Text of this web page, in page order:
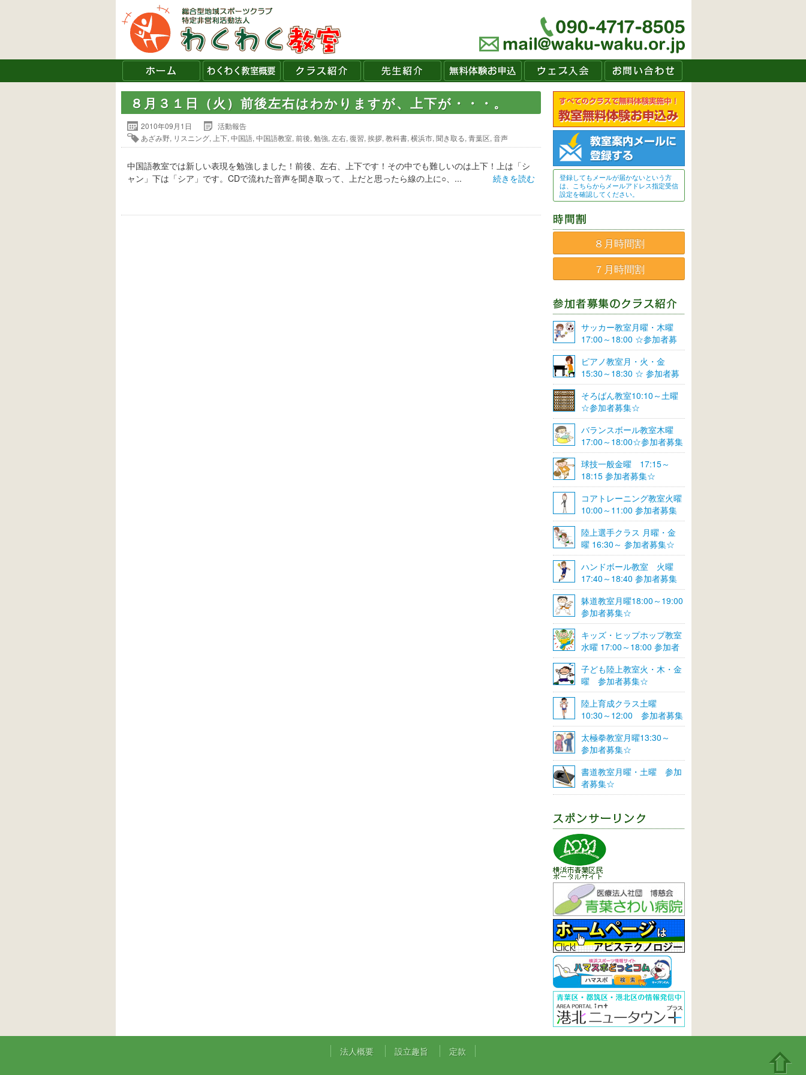
８月３１日（火）前後左右はわかりますが、上下が・・・。
2010年09月1日
活動報告
あざみ野, リスニング, 上下, 中国語, 中国語教室, 前後, 勉強, 左右, 復習, 挨拶, 教科書, 横浜市, 聞き取る, 青葉区, 音声
中国語教室では新しい表現を勉強しました！前後、左右、上下です！その中でも難しいのは上下！上は「シ
ャン」下は「シア」です。CDで流れた音声を聞き取って、上だと思ったら線の上に○、...
続きを読む
登録してもメールが届かないという方
は、こちらからメールアドレス指定受信
設定を確認してください。
８月時間割
７月時間割
サッカー教室月曜・木曜
17:00～18:00 ☆参加者募
集☆
ピアノ教室月・火・金
15:30～18:30 ☆ 参加者募
集☆
そろばん教室10:10～土曜
☆参加者募集☆
バランスボール教室木曜
17:00～18:00☆参加者募集
☆
球技一般金曜 17:15～
18:15 参加者募集☆
コアトレーニング教室火曜
10:00～11:00 参加者募集
陸上選手クラス 月曜・金
曜 16:30～ 参加者募集☆
ハンドボール教室 火曜
17:40～18:40 参加者募集
☆
躰道教室月曜18:00～19:00
参加者募集☆
キッズ・ヒップホップ教室
水曜 17:00～18:00 参加者
募集☆
子ども陸上教室火・木・金
曜 参加者募集☆
陸上育成クラス土曜
10:30～12:00 参加者募集
☆
太極拳教室月曜13:30～
参加者募集☆
書道教室月曜・土曜 参加
者募集☆
法人概要 設立趣旨 定款